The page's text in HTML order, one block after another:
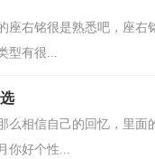
右铭很是熟悉吧，座右
型有很...
相信自己的回忆，里
你好个性...